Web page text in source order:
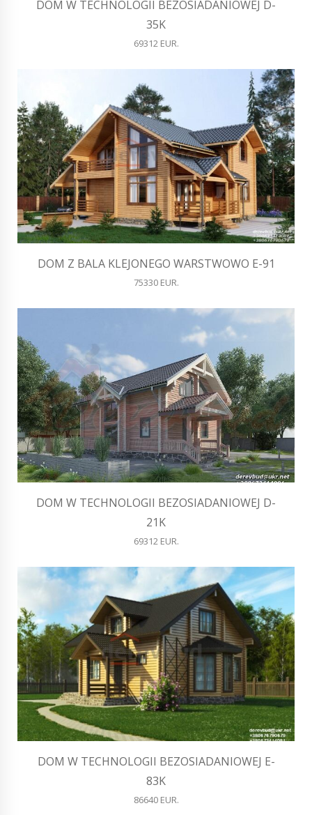
DOM W TECHNOLOGII BEZOSIADANIOWEJ D-
35K
69312 EUR.
DOM Z BALA KLEJONEGO WARSTWOWO E-91
75330 EUR.
DOM W TECHNOLOGII BEZOSIADANIOWEJ D-
21K
69312 EUR.
DOM W TECHNOLOGII BEZOSIADANIOWEJ E-
83K
86640 EUR.